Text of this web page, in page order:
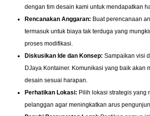
dengan tim desain kami untuk mendapatkan
Rencanakan Anggaran: Buat perencanaan
termasuk untuk biaya tak terduga yang
proses modifikasi.
Diskusikan Ide dan Konsep: Sampaikan visi
DJaya Kontainer. Komunikasi yang baik akan
desain sesuai harapan.
Perhatikan Lokasi: Pilih lokasi strategis yang
pelanggan agar meningkatkan arus